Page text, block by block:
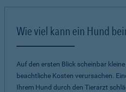
Wie viel kann ein Hund
Auf den ersten Blick scheinbar
beachtliche Kosten verursachen.
Ihrem Hund durch den Tierarzt